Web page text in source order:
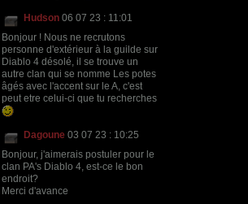
Hudson 06 07 23 : 11:01
Bonjour ! Nous ne recrutons
personne d'extérieur à la guilde sur
Diablo 4 désolé, il se trouve un
autre clan qui se nomme Les potes
âgés avec l'accent sur le A, c'est
peut etre celui-ci que tu recherches
Dagoune 03 07 23 : 10:25
Bonjour, j'aimerais postuler pour le
clan PA's Diablo 4, est-ce le bon
endroit?
Merci d'avance